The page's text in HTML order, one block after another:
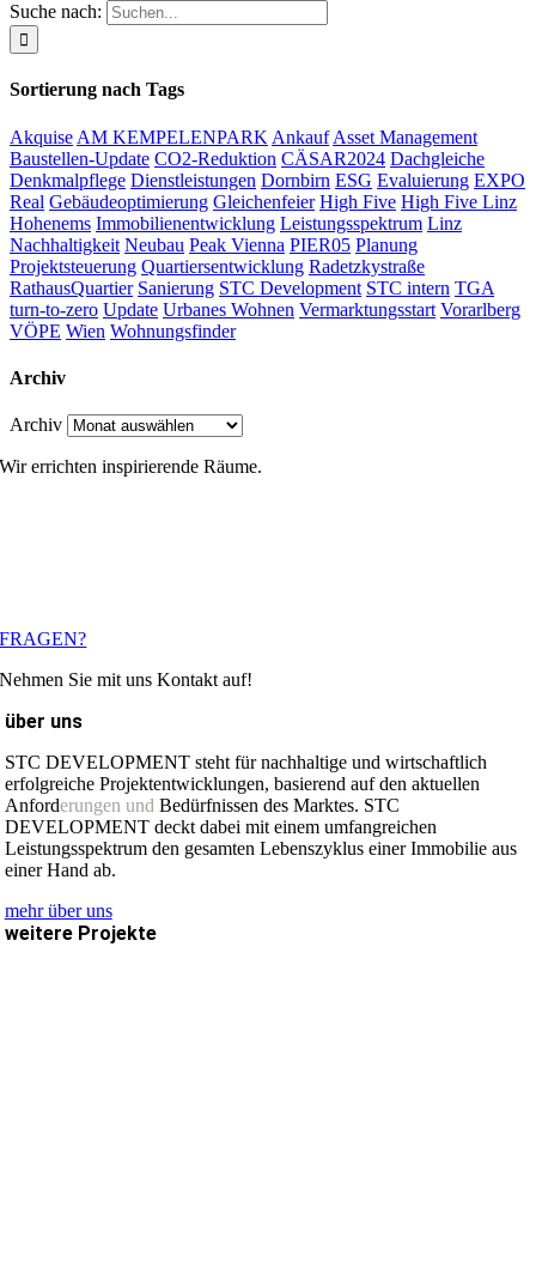
Suche nach:
Sortierung nach Tags
Akquise AM KEMPELENPARK Ankauf Asset Management
Baustellen-Update CO2-Reduktion CÄSAR2024 Dachgleiche
Denkmalpflege Dienstleistungen Dornbirn ESG Evaluierung EXPO
Real Gebäudeoptimierung Gleichenfeier High Five High Five Linz
Hohenems Immobilienentwicklung Leistungsspektrum Linz
Nachhaltigkeit Neubau Peak Vienna PIER05 Planung
Projektsteuerung Quartiersentwicklung Radetzkystraße
RathausQuartier Sanierung STC Development STC intern TGA
turn-to-zero Update Urbanes Wohnen Vermarktungsstart Vorarlberg
VÖPE Wien Wohnungsfinder
Archiv
Archiv
Wir errichten inspirierende Räume.
FRAGEN?
Nehmen Sie mit uns Kontakt auf!
über uns
STC DEVELOPMENT steht für nachhaltige und wirtschaftlich
erfolgreiche Projektentwicklungen, basierend auf den aktuellen
Anforderungen und Bedürfnissen des Marktes. STC
DEVELOPMENT deckt dabei mit einem umfangreichen
Leistungsspektrum den gesamten Lebenszyklus einer Immobilie aus
einer Hand ab.
mehr über uns
weitere Projekte